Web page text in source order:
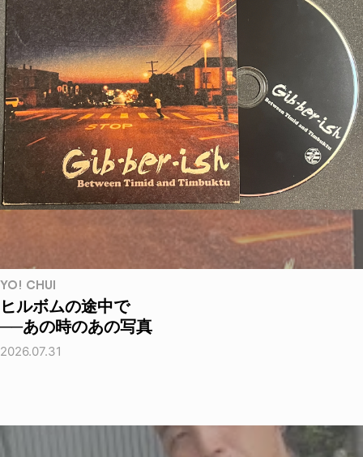
YO! CHUI
ヒルボムの途中で
──あの時のあの写真
2026.07.31